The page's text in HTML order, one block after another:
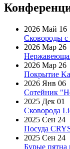
2026 Май 16
Сковороды
2026 Мар 26
2026 Мар 26
Покрытие
2026 Янв 06
Сотейник
2025 Дек 01
Сковорода
2025 Сен 24
Посуда
2025 Сен 24
Бурые пятна